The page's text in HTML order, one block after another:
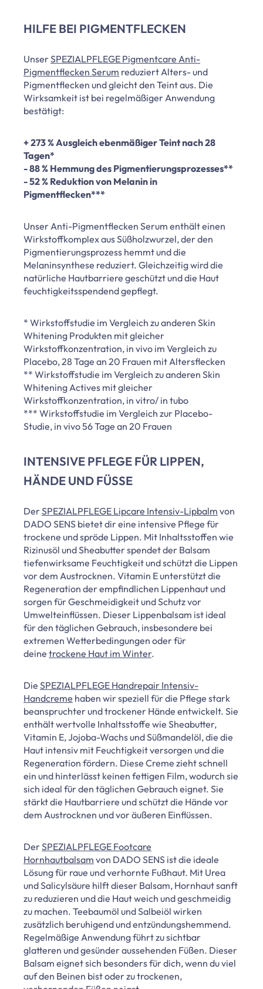
HILFE BEI PIGMENTFLECKEN
UnserSPEZIALPFLEGE Pigmentcare Anti-
Pigmentflecken Serum reduziert Alters- und
Pigmentflecken und gleicht den Teint aus. Die
Wirksamkeit ist bei regelmäßiger Anwendung
bestätigt:
+ 273 % Ausgleich ebenmäßiger Teint nach 28
Tagen*
- 88 % Hemmung des Pigmentierungsprozesses**
- 52 % Reduktion von Melanin in
Pigmentflecken***
Unser Anti-Pigmentflecken Serum enthält einen
Wirkstoffkomplex aus Süßholzwurzel, der den
Pigmentierungsprozess hemmt und die
Melaninsynthese reduziert. Gleichzeitig wird die
natürliche Hautbarriere geschützt und die Haut
feuchtigkeitsspendend gepflegt.
* Wirkstoffstudie im Vergleich zu anderen Skin
Whitening Produkten mit gleicher
Wirkstoffkonzentration, in vivo im Vergleich zu
Placebo, 28 Tage an 20 Frauen mit Altersflecken
** Wirkstoffstudie im Vergleich zu anderen Skin
Whitening Actives mit gleicher
Wirkstoffkonzentration, in vitro/ in tubo
*** Wirkstoffstudie im Vergleich zur Placebo-
Studie, in vivo 56 Tage an 20 Frauen
INTENSIVE PFLEGE FÜR LIPPEN,
HÄNDE UND FÜSSE
DerSPEZIALPFLEGE Lipcare Intensiv-Lipbalm von
DADO SENS bietet dir eine intensive Pflege für
trockene und spröde Lippen. Mit Inhaltsstoffen wie
Rizinusöl und Sheabutter spendet der Balsam
tiefenwirksame Feuchtigkeit und schützt die Lippen
vor dem Austrocknen. Vitamin E unterstützt die
Regeneration der empfindlichen Lippenhaut und
sorgen für Geschmeidigkeit und Schutz vor
Umwelteinflüssen. Dieser Lippenbalsam ist ideal
für den täglichen Gebrauch, insbesondere bei
extremen Wetterbedingungen oder für
deine trockene Haut im Winter.
Die SPEZIALPFLEGE Handrepair Intensiv-
Handcreme haben wir speziell für die Pflege stark
beanspruchter und trockener Hände entwickelt. Sie
enthält wertvolle Inhaltsstoffe wie Sheabutter,
Vitamin E, Jojoba-Wachs und Süßmandelöl, die die
Haut intensiv mit Feuchtigkeit versorgen und die
Regeneration fördern. Diese Creme zieht schnell
ein und hinterlässt keinen fettigen Film, wodurch sie
sich ideal für den täglichen Gebrauch eignet. Sie
stärkt die Hautbarriere und schützt die Hände vor
dem Austrocknen und vor äußeren Einflüssen.
DerSPEZIALPFLEGE Footcare
Hornhautbalsam von DADO SENS ist die ideale
Lösung für raue und verhornte Fußhaut. Mit Urea
und Salicylsäure hilft dieser Balsam, Hornhaut sanft
zu reduzieren und die Haut weich und geschmeidig
zu machen. Teebaumöl und Salbeiöl wirken
zusätzlich beruhigend und entzündungshemmend.
Regelmäßige Anwendung führt zu sichtbar
glatteren und gesünder aussehenden Füßen. Dieser
Balsam eignet sich besonders für dich, wenn du viel
auf den Beinen bist oder zu trockenen,